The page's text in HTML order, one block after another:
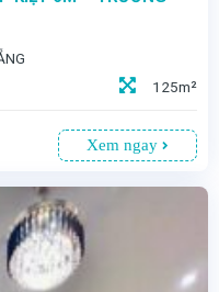
125m²
Xem ngay